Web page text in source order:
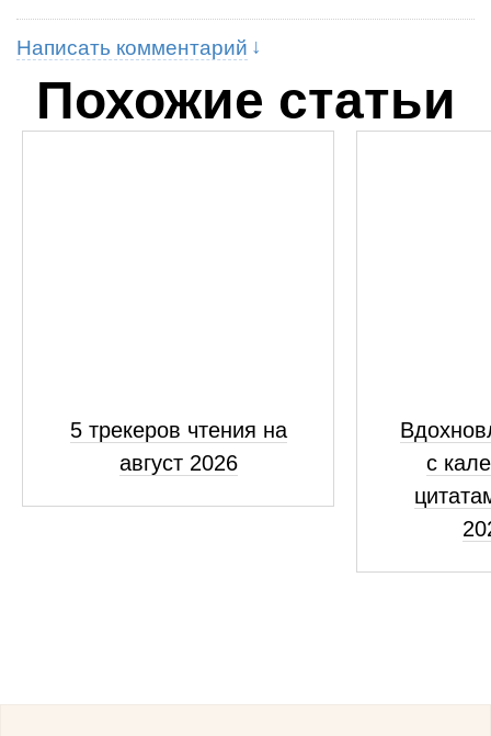
Написать комментарий
Похожие статьи
5 трекеров чтения на
август 2026
с